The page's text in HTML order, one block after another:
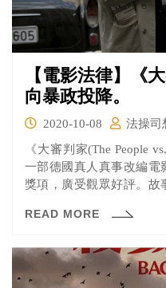
【電影法律】《
向暴政投降。
2020-10-08
法操司
《大審判家(The People
一部德國真人真事改編電
獎項，廣受觀眾好評。故
艾許曼送上德國法院審判
READ MORE